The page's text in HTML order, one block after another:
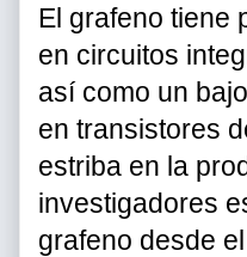
El grafeno tiene
en circuitos
así como un
en transistores
estriba en la
investigadores
grafeno desde